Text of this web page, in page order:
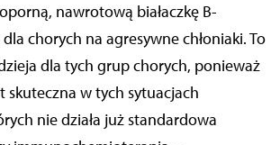
nawrotową białaczkę B-
chorych na agresywne chłoniaki. To
dla tych grup chorych, ponieważ
skuteczna w tych sytuacjach
nie działa już standardowa